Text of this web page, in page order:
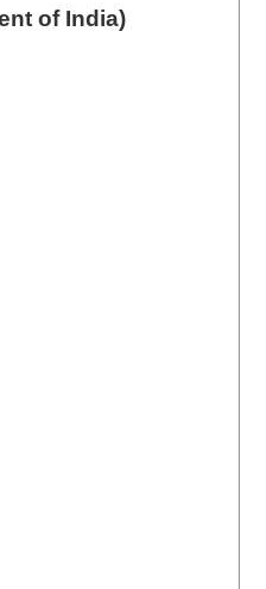
of India)